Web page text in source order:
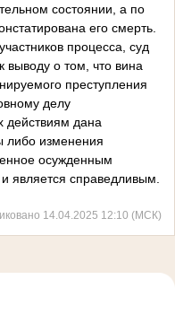
состоянии, а по
его смерть.
процесса, суд
выводу о том, что вина
преступления
делу
действиям дана
либо изменения
осужденным
является справедливым.
14.04.2025 12:10 (МСК)